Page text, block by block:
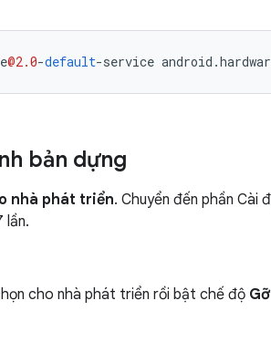
@2.0-default-service android .
bản dựng
nhà phát triển. Chuyển đến phần Cài
lần.
cho nhà phát triển rồi bật chế độ